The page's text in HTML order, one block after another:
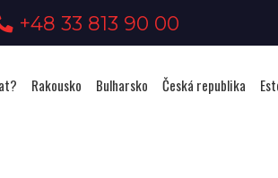
+48 33 813 90 00
Rakousko Bulharsko Česká republika